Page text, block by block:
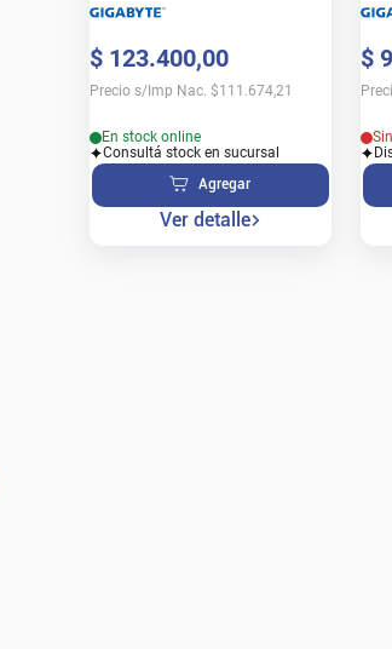
$ 123.400,00
Precio s/Imp Nac. $111.674,21
En stock online
Consultá stock en sucursal
Agregar
Ver detalle
$